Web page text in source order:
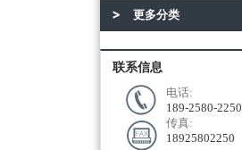
更多分类
联系信息
电话:
189-2580-2250
传真:
18925802250